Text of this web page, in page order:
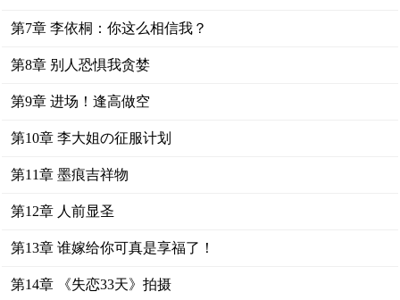
第7章 李依桐：你这么相信我？
第8章 别人恐惧我贪婪
第9章 进场！逢高做空
第10章 李大姐の征服计划
第11章 墨痕吉祥物
第12章 人前显圣
第13章 谁嫁给你可真是享福了！
第14章 《失恋33天》拍摄